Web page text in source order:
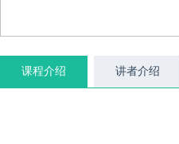
课程介绍 讲者介绍